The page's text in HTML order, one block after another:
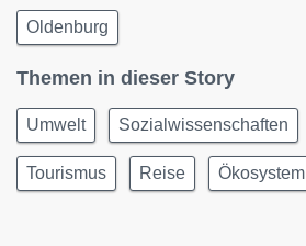
Oldenburg
Themen in dieser Story
Umwelt Sozialwissenschaften
Tourismus Reise Ökosystem